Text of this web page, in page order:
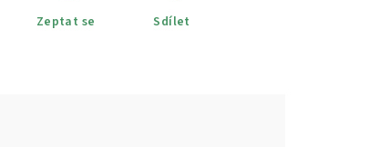
Zeptat se Sdílet